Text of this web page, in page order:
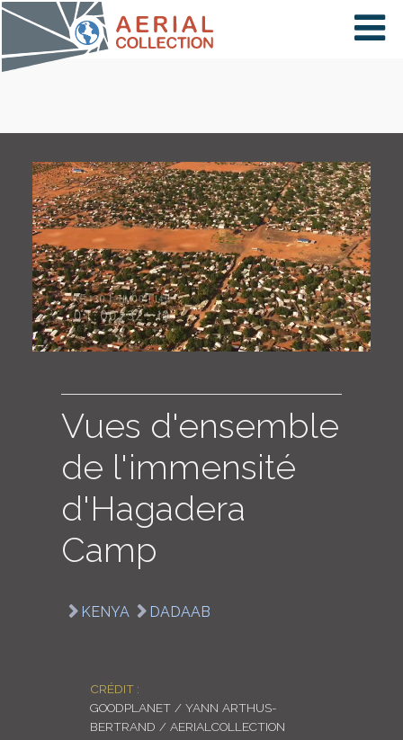
×
PAYS
CARTE
COLLECTIONS
LOGIN
ENGLISH
Vues d'ensemble
de l'immensité
d'Hagadera
Camp
KENYA DADAAB
CRÉDIT :
GOODPLANET / YANN ARTHUS-
BERTRAND / AERIALCOLLECTION